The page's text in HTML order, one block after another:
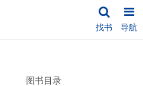
找书 导航
图书目录